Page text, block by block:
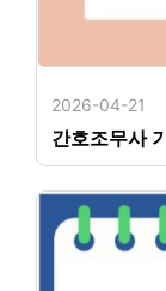
2026-04-21
간호조무사